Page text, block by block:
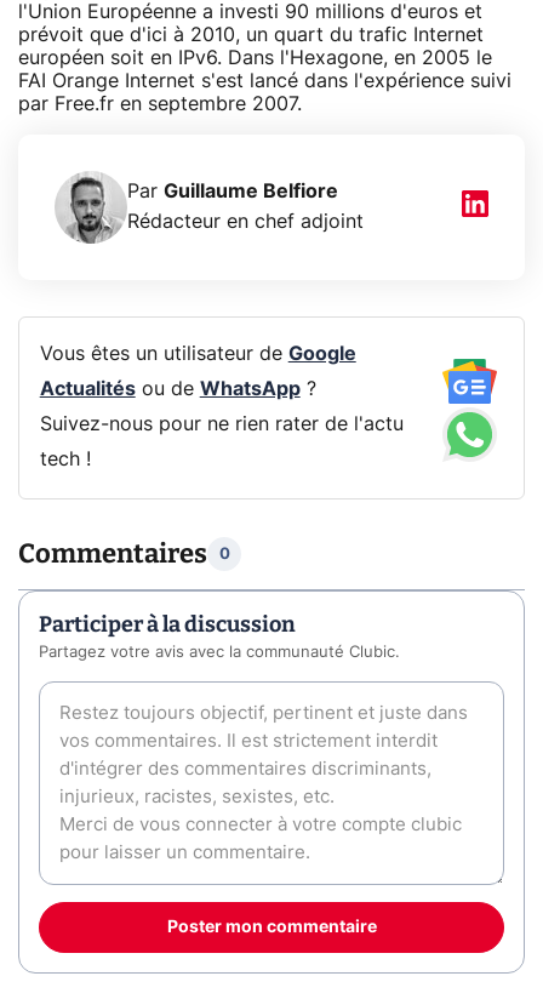
l'Union Européenne a investi 90 millions d'euros et
prévoit que d'ici à 2010, un quart du trafic Internet
européen soit en IPv6. Dans l'Hexagone, en 2005 le
FAI Orange Internet s'est lancé dans l'expérience suivi
par Free.fr en septembre 2007.
Par Guillaume Belfiore
Rédacteur en chef adjoint
Vous êtes un utilisateur de Google
Actualitésou de WhatsApp?
Suivez-nous pour ne rien rater de l'actu
tech !
Commentaires 0
Participer à la discussion
Partagez votre avis avec la communauté Clubic.
Poster mon commentaire